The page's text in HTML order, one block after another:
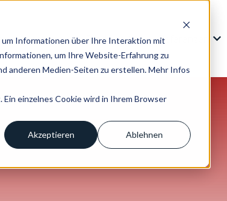
Informationen über Ihre Interaktion mit
um Ihre Website-Erfahrung zu
anderen Medien-Seiten zu erstellen. Mehr Infos
einzelnes Cookie wird in Ihrem Browser
Akzeptieren Ablehnen
Über uns ProdukteUntermenü für
Referenzen